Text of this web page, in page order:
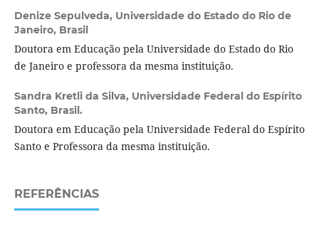
Denize Sepulveda, Universidade do Estado do Rio de
Janeiro, Brasil
Doutora em Educação pela Universidade do Estado do Rio
de Janeiro e professora da mesma instituição.
Sandra Kretli da Silva, Universidade Federal do Espírito
Santo, Brasil.
Doutora em Educação pela Universidade Federal do Espírito
Santo e Professora da mesma instituição.
REFERÊNCIAS